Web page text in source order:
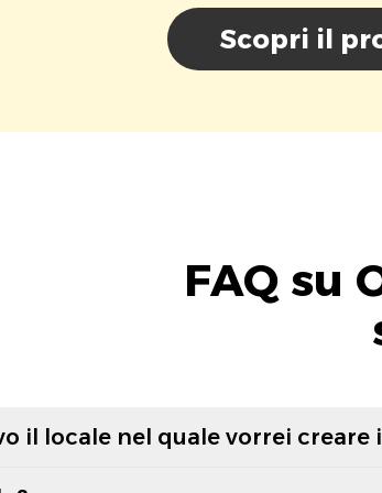
Scopri il
FAQ su
il locale nel quale vorrei creare